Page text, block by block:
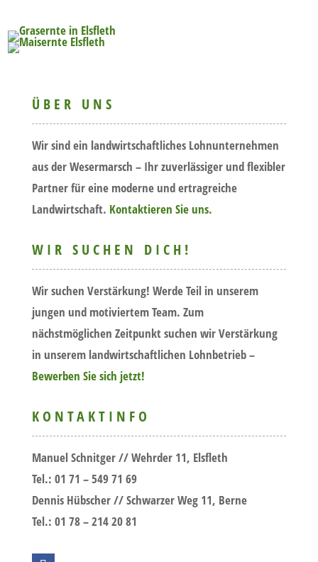
ÜBER UNS
Wir sind ein landwirtschaftliches Lohnunternehmen
aus der Wesermarsch – Ihr zuverlässiger und flexibler
Partner für eine moderne und ertragreiche
Landwirtschaft. Kontaktieren Sie uns.
WIR SUCHEN DICH!
Wir suchen Verstärkung! Werde Teil in unserem
jungen und motiviertem Team. Zum
nächstmöglichen Zeitpunkt suchen wir Verstärkung
in unserem landwirtschaftlichen Lohnbetrieb –
Bewerben Sie sich jetzt!
KONTAKTINFO
Manuel Schnitger//Wehrder 11, Elsfleth
Tel.: 01 71 – 549 71 69
Dennis Hübscher// Schwarzer Weg 11, Berne
Tel.: 01 78 – 214 20 81